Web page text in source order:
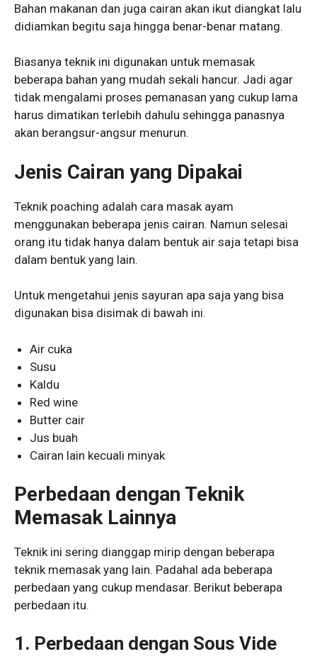
Bahan makanan dan juga cairan akan ikut diangkat lalu
didiamkan begitu saja hingga benar-benar matang.
Biasanya teknik ini digunakan untuk memasak
beberapa bahan yang mudah sekali hancur. Jadi agar
tidak mengalami proses pemanasan yang cukup lama
harus dimatikan terlebih dahulu sehingga panasnya
akan berangsur-angsur menurun.
Jenis Cairan yang Dipakai
Teknik poaching adalah cara masak ayam
menggunakan beberapa jenis cairan. Namun selesai
orang itu tidak hanya dalam bentuk air saja tetapi bisa
dalam bentuk yang lain.
Untuk mengetahui jenis sayuran apa saja yang bisa
digunakan bisa disimak di bawah ini.
Air cuka
Susu
Kaldu
Red wine
Butter cair
Jus buah
Cairan lain kecuali minyak
Perbedaan dengan Teknik
Memasak Lainnya
Teknik ini sering dianggap mirip dengan beberapa
teknik memasak yang lain. Padahal ada beberapa
perbedaan yang cukup mendasar. Berikut beberapa
perbedaan itu.
1. Perbedaan dengan Sous Vide